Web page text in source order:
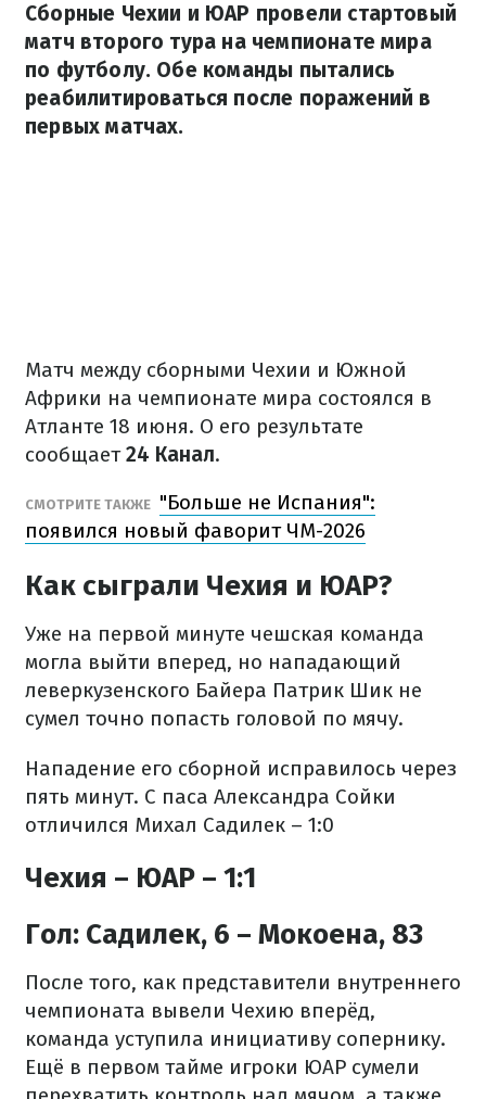
Сборные Чехии и ЮАР провели стартовый
матч второго тура на чемпионате мира
по футболу. Обе команды пытались
реабилитироваться после поражений в
первых матчах.
Матч между сборными Чехии и Южной
Африки на чемпионате мира состоялся в
Атланте 18 июня. О его результате
сообщает24 Канал.
СМОТРИТЕ ТАКЖЕ "Больше не Испания":
появился новый фаворит ЧМ-2026
Как сыграли Чехия и ЮАР?
Уже на первой минуте чешская команда
могла выйти вперед, но нападающий
леверкузенского Байера Патрик Шик не
сумел точно попасть головой по мячу.
Нападение его сборной исправилось через
пять минут. С паса Александра Сойки
отличился Михал Садилек – 1:0
Чехия – ЮАР – 1:1
Гол: Садилек, 6 – Мокоена, 83
После того, как представители внутреннего
чемпионата вывели Чехию вперёд,
команда уступила инициативу сопернику.
Ещё в первом тайме игроки ЮАР сумели